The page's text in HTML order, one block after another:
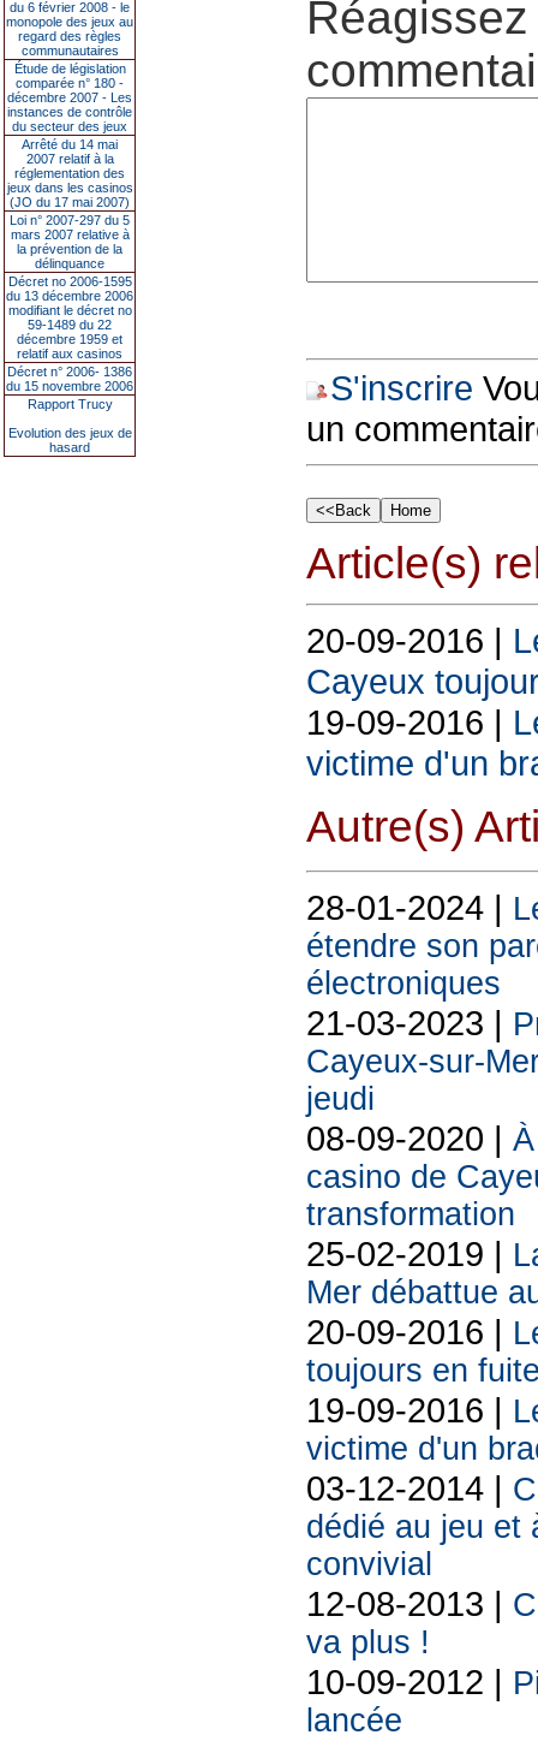
du 6 février 2008 - le
monopole des jeux au
regard des règles
communautaires
Étude de législation
comparée n° 180 -
décembre 2007 - Les
instances de contrôle
du secteur des jeux
Arrêté du 14 mai
2007 relatif à la
réglementation des
jeux dans les casinos
(JO du 17 mai 2007)
Loi n° 2007-297 du 5
mars 2007 relative à
la prévention de la
délinquance
Décret no 2006-1595
du 13 décembre 2006
modifiant le décret no
59-1489 du 22
décembre 1959 et
relatif aux casinos
Décret n° 2006- 1386
du 15 novembre 2006
Rapport Trucy
Evolution des jeux de
hasard
S'inscrire
un
Article(s)
20-09-2016 |
Cayeux
19-09-2016 |
victime d'un
Autre(s)
28-01-2024 |
étendre son
électroniques
21-03-2023 |
Cayeux-sur-
jeudi
08-09-2020 |
casino de
transformation
25-02-2019 |
Mer débattue
20-09-2016 |
toujours en
19-09-2016 |
victime d'un
03-12-2014 |
dédié au jeu et
convivial
12-08-2013 |
va plus !
10-09-2012 |
lancée